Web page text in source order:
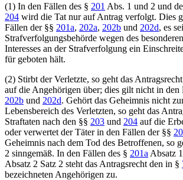
(1) In den Fällen des § 201 Abs. 1 und 2 und
204 wird die Tat nur auf Antrag verfolgt. Dies
Fällen der §§ 201a, 202a, 202b und 202d, es
Strafverfolgungsbehörde wegen des
Interesses an der Strafverfolgung ein
für geboten hält.
(2) Stirbt der Verletzte, so geht das
auf die Angehörigen über; dies gilt nicht in den
202b und 202d. Gehört das Geheimnis nicht
Lebensbereich des Verletzten, so geht das
Straftaten nach den §§ 203 und 204 auf die
oder verwertet der Täter in den Fällen der §§
Geheimnis nach dem Tod des Betroffenen, so
2 sinngemäß. In den Fällen des § 201a Absatz
Absatz 2 Satz 2 steht das Antragsrecht den in §
bezeichneten Angehörigen zu.